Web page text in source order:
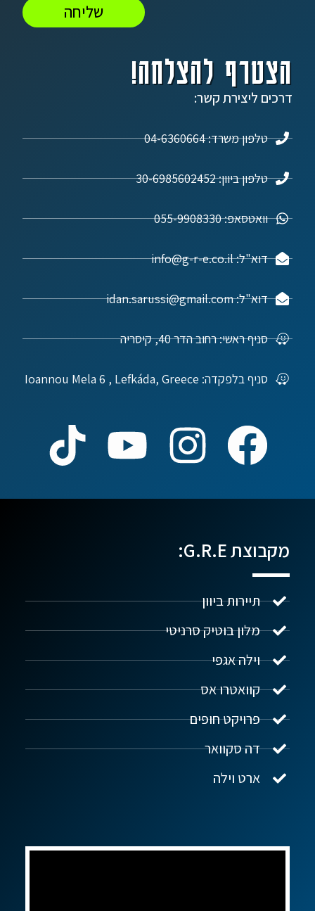
הצטרף להצלחה!
דרכים ליצירת קשר:
טלפון משרד: 04-6360664
טלפון ביוון: 30-6985602452
וואטסאפ: 055-9908330
דוא"ל: info@g-r-e.co.il
דוא"ל: idan.sarussi@gmail.com
סניף ראשי: רחוב הדר 40, קיסריה
סניף בלפקדה: Ioannou Mela 6 , Lefkáda, Greece
שליחה
מקבוצת G.R.E:
תיירות ביוון
מלון בוטיק סרניטי
וילה אגפי
קוואטרו אס
פרויקט חופים
דה סקוואר
ארט וילה
נדל"ן ביוון G.R.E
שלום! איך אפשר לעזור?